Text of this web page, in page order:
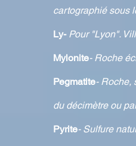
cartographié sous
Ly-Pour "Lyon".
Mylonite- Roche
Pegmatite- Roche,
du décimètre ou
Pyrite- Sulfure